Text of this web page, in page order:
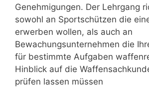
Genehmigungen. Der Lehrgang
sowohl an Sportschützen die
erwerben wollen, als auch an
Bewachungsunternehmen die
für bestimmte Aufgaben
Hinblick auf die
prüfen lassen müssen